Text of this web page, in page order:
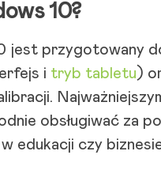
10?
jest przygotowany
i tryb tabletu )
obsługiwać za
edukacji czy